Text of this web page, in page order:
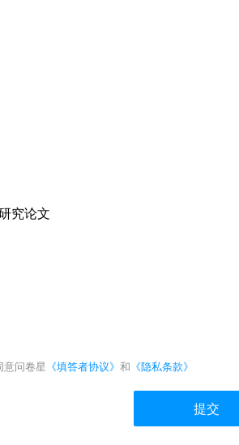
究论文
问卷星 《填答者协议》 和 《隐私条款》
提交